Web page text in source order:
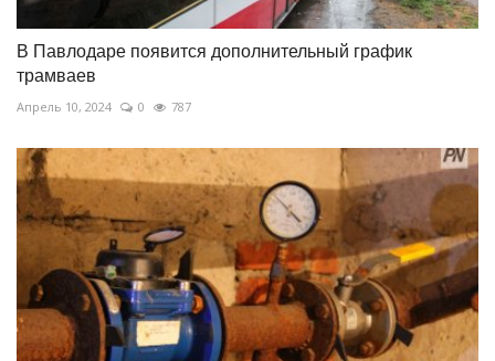
В Павлодаре появится дополнительный график
трамваев
Апрель 10, 2024 0 787